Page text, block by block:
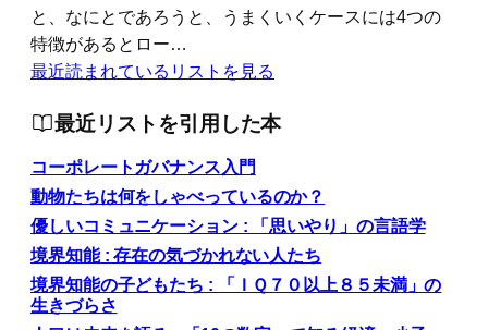
と、なにとであろうと、うまくいくケースには4つの
特徴があるとロー…
最近読まれているリストを見る
最近リストを引用した本
コーポレートガバナンス入門
動物たちは何をしゃべっているのか？
優しいコミュニケーション : 「思いやり」の言語学
境界知能 : 存在の気づかれない人たち
境界知能の子どもたち : 「ＩＱ７０以上８５未満」の
生きづらさ